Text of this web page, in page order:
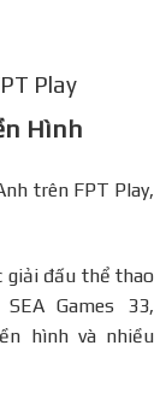
Play
Hình
trên FPT Play,
giải đấu thể thao
Games 33,
hình và nhiều